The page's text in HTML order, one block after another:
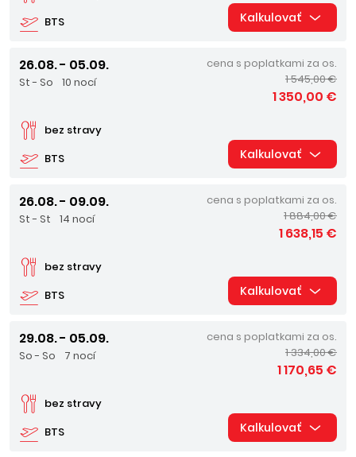
BTS Kalkulovať
26.08. - 05.09.
St - So 10 nocí
BTS
bez stravy
cena s poplatkami za os.
1 545,00 €
1 350,00 €
Kalkulovať
26.08. - 09.09.
St - St 14 nocí
BTS
bez stravy
cena s poplatkami za os.
1 884,00 €
1 638,15 €
Kalkulovať
29.08. - 05.09.
So - So 7 nocí
BTS
bez stravy
cena s poplatkami za os.
1 334,00 €
1 170,65 €
Kalkulovať